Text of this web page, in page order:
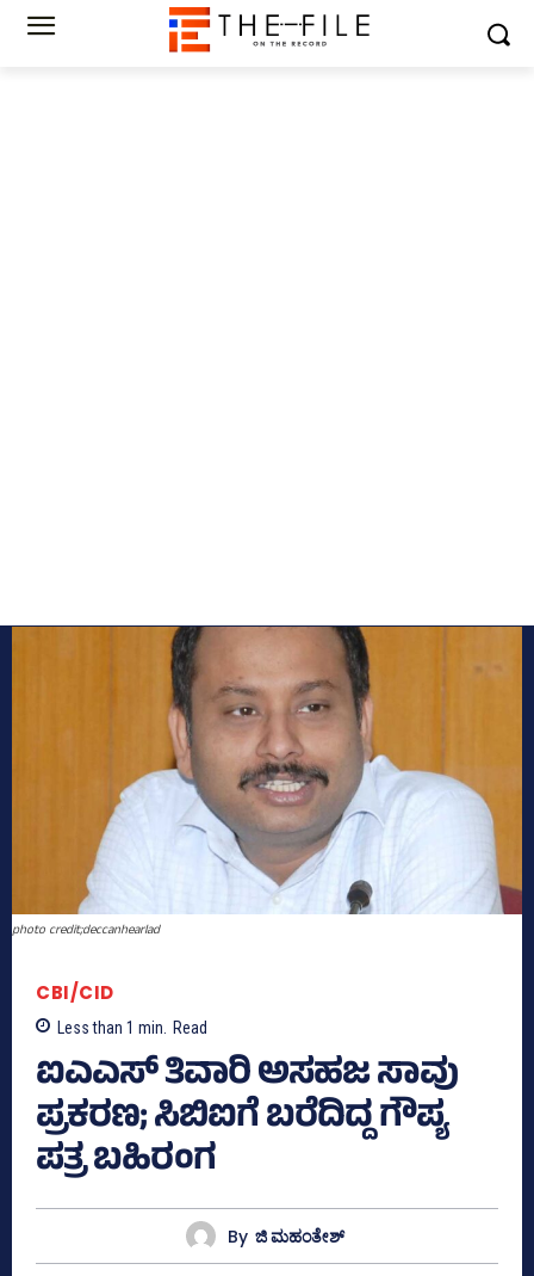
photo credit;deccanhearlad
CBI/CID
Less than 1 min. Read
ಐಎಎಸ್‌ ತಿವಾರಿ ಅಸಹಜ ಸಾವು
ಪ್ರಕರಣ; ಸಿಬಿಐಗೆ ಬರೆದಿದ್ದ ಗೌಪ್ಯ
ಪತ್ರ ಬಹಿರಂಗ
By ಜಿ ಮಹಂತೇಶ್